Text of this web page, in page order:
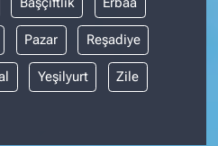
Pazar Reşadiye
Yeşilyurt Zile